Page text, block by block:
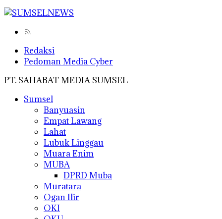
Redaksi
Pedoman Media Cyber
PT. SAHABAT MEDIA SUMSEL
Sumsel
Banyuasin
Empat Lawang
Lahat
Lubuk Linggau
Muara Enim
MUBA
DPRD Muba
Muratara
Ogan Ilir
OKI